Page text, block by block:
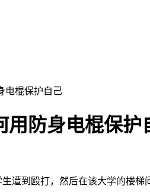
电棍保护自己
用防身电棍保护
遭到殴打，然后在该大学的楼